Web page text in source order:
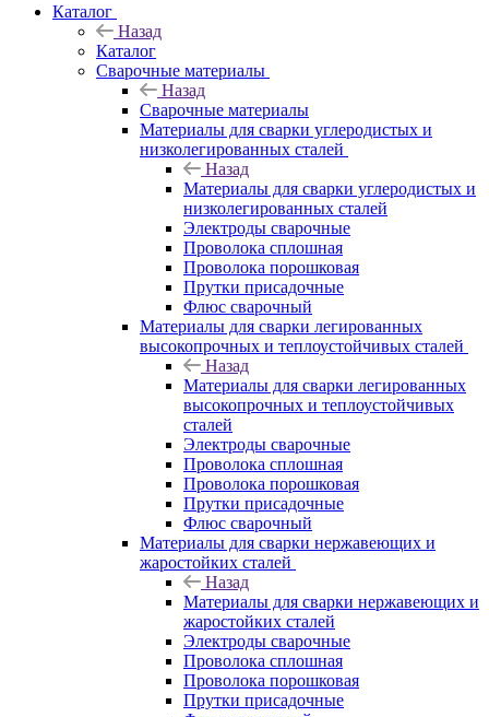
Каталог
Назад
Каталог
Сварочные материалы
Назад
Сварочные материалы
Материалы для сварки углеродистых и
низколегированных сталей
Назад
Материалы для сварки углеродистых и
низколегированных сталей
Электроды сварочные
Проволока сплошная
Проволока порошковая
Прутки присадочные
Флюс сварочный
Материалы для сварки легированных
высокопрочных и теплоустойчивых сталей
Назад
Материалы для сварки легированных
высокопрочных и теплоустойчивых
сталей
Электроды сварочные
Проволока сплошная
Проволока порошковая
Прутки присадочные
Флюс сварочный
Материалы для сварки нержавеющих и
жаростойких сталей
Назад
Материалы для сварки нержавеющих и
жаростойких сталей
Электроды сварочные
Проволока сплошная
Проволока порошковая
Прутки присадочные